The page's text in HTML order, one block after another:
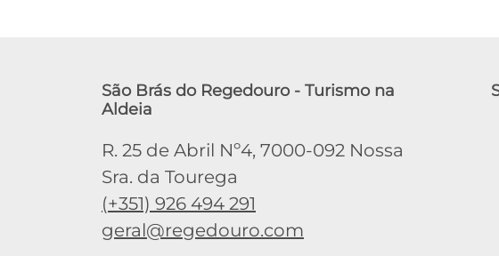
São Brás do Regedouro - Turismo na
Aldeia
R. 25 de Abril Nº4, 7000-092 Nossa
Sra. da Tourega
(+351) 926 494 291
geral@regedouro.com